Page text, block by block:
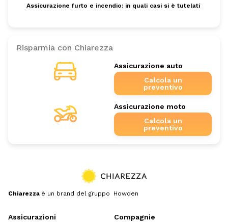
Assicurazione furto e incendio: in quali casi si è tutelati
Risparmia con Chiarezza
Assicurazione auto
Calcola un
preventivo
Assicurazione moto
Calcola un
preventivo
Chiarezza è un brand del gruppo Howden
Assicurazioni Compagnie